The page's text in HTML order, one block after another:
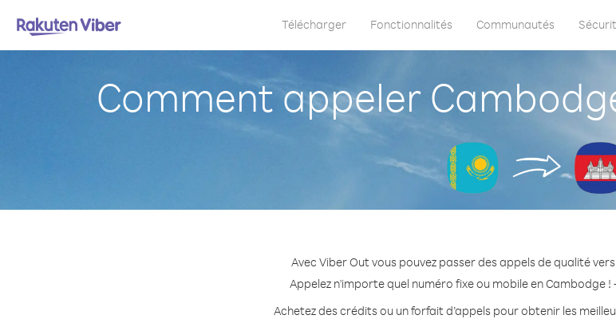
Télécharger Fonctionnalités Communautés
Comment appeler
Avec Viber Out vous pouvez passer des appels de qualité
Appelez n'importe quel numéro fixe ou mobile en Cambodge !
Achetez des crédits ou un forfait d’appels pour obtenir les